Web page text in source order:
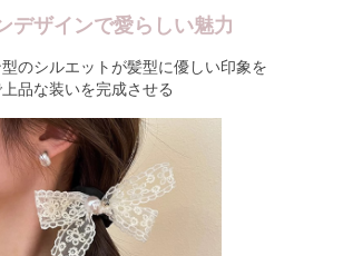
デザインで愛らしい魅力
のシルエットが髪型に優しい印象を
品な装いを完成させる